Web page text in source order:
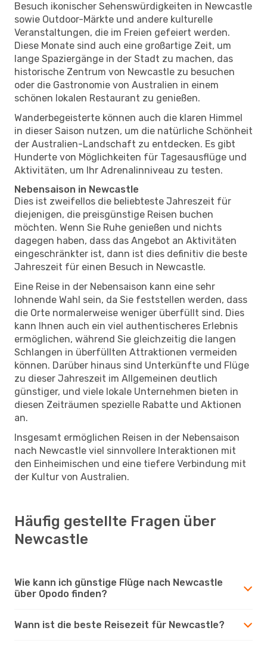
Besuch ikonischer Sehenswürdigkeiten in Newcastle
sowie Outdoor-Märkte und andere kulturelle
Veranstaltungen, die im Freien gefeiert werden.
Diese Monate sind auch eine großartige Zeit, um
lange Spaziergänge in der Stadt zu machen, das
historische Zentrum von Newcastle zu besuchen
oder die Gastronomie von Australien in einem
schönen lokalen Restaurant zu genießen.
Wanderbegeisterte können auch die klaren Himmel
in dieser Saison nutzen, um die natürliche Schönheit
der Australien-Landschaft zu entdecken. Es gibt
Hunderte von Möglichkeiten für Tagesausflüge und
Aktivitäten, um Ihr Adrenalinniveau zu testen.
Nebensaison in Newcastle
Dies ist zweifellos die beliebteste Jahreszeit für
diejenigen, die preisgünstige Reisen buchen
möchten. Wenn Sie Ruhe genießen und nichts
dagegen haben, dass das Angebot an Aktivitäten
eingeschränkter ist, dann ist dies definitiv die beste
Jahreszeit für einen Besuch in Newcastle.
Eine Reise in der Nebensaison kann eine sehr
lohnende Wahl sein, da Sie feststellen werden, dass
die Orte normalerweise weniger überfüllt sind. Dies
kann Ihnen auch ein viel authentischeres Erlebnis
ermöglichen, während Sie gleichzeitig die langen
Schlangen in überfüllten Attraktionen vermeiden
können. Darüber hinaus sind Unterkünfte und Flüge
zu dieser Jahreszeit im Allgemeinen deutlich
günstiger, und viele lokale Unternehmen bieten in
diesen Zeiträumen spezielle Rabatte und Aktionen
an.
Insgesamt ermöglichen Reisen in der Nebensaison
nach Newcastle viel sinnvollere Interaktionen mit
den Einheimischen und eine tiefere Verbindung mit
der Kultur von Australien.
Häufig gestellte Fragen über
Newcastle
Wie kann ich günstige Flüge nach Newcastle
über Opodo finden?
Wann ist die beste Reisezeit für Newcastle?